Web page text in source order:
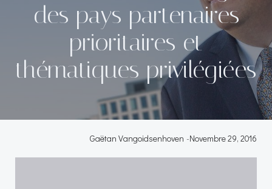
des pays partenaires
prioritaires et
thématiques privilégiées
Gaëtan Vangoidsenhoven -Novembre 29, 2016